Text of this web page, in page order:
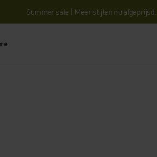
Summer sale | Meer stijlen nu afgeprijsd.